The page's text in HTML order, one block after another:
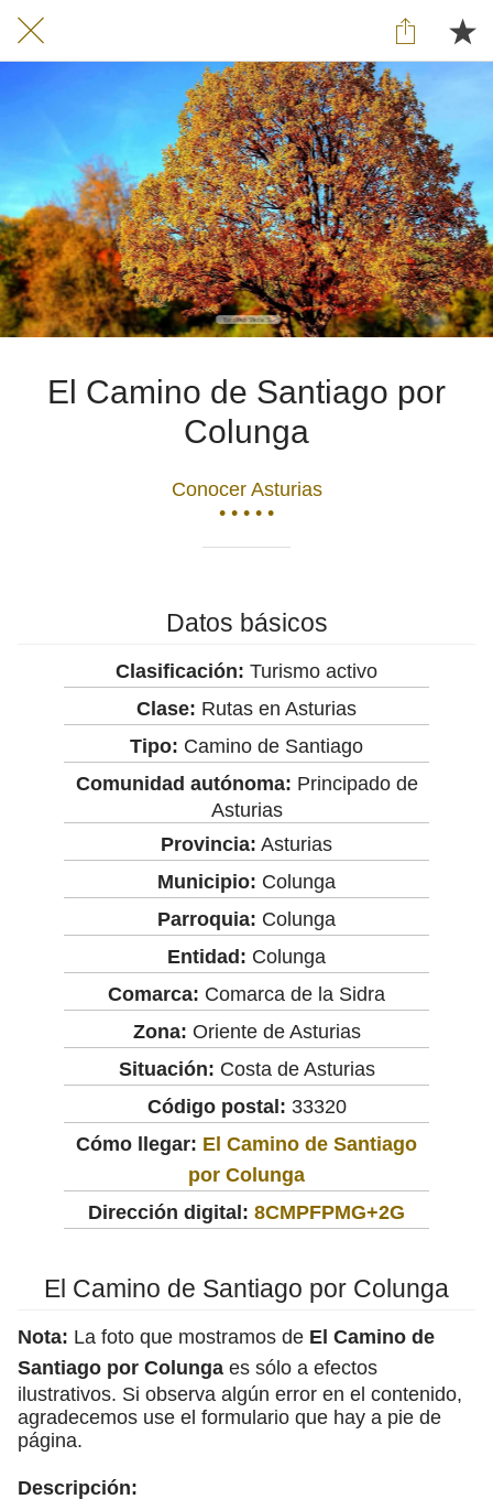
El Camino de Santiago por
Colunga
Conocer Asturias
• • • • •
Datos básicos
Clasificación: Turismo activo
Clase: Rutas en Asturias
Tipo: Camino de Santiago
Comunidad autónoma: Principado de
Asturias
Provincia: Asturias
Municipio: Colunga
Parroquia: Colunga
Entidad: Colunga
Comarca: Comarca de la Sidra
Zona: Oriente de Asturias
Situación: Costa de Asturias
Código postal: 33320
Cómo llegar: El Camino de Santiago
por Colunga
Dirección digital: 8CMPFPMG+2G
El Camino de Santiago por Colunga
Nota: La foto que mostramos de El Camino de
Santiago por Colunga es sólo a efectos
ilustrativos. Si observa algún error en el contenido,
agradecemos use el formulario que hay a pie de
página.
Descripción: